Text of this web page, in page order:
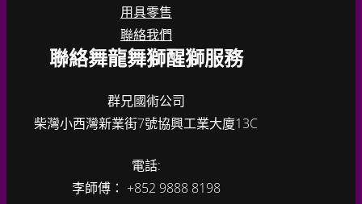
用具零售
聯絡我們
聯絡舞龍舞獅醒獅服務
群兄國術公司
柴灣小西灣新業街7號協興工業大廈13C
電話:
李師傅： +852 9888 8198